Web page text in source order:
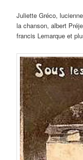
Juliette Gréco,
la chanson, albert
francis Lemarque et